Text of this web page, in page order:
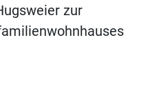
zur